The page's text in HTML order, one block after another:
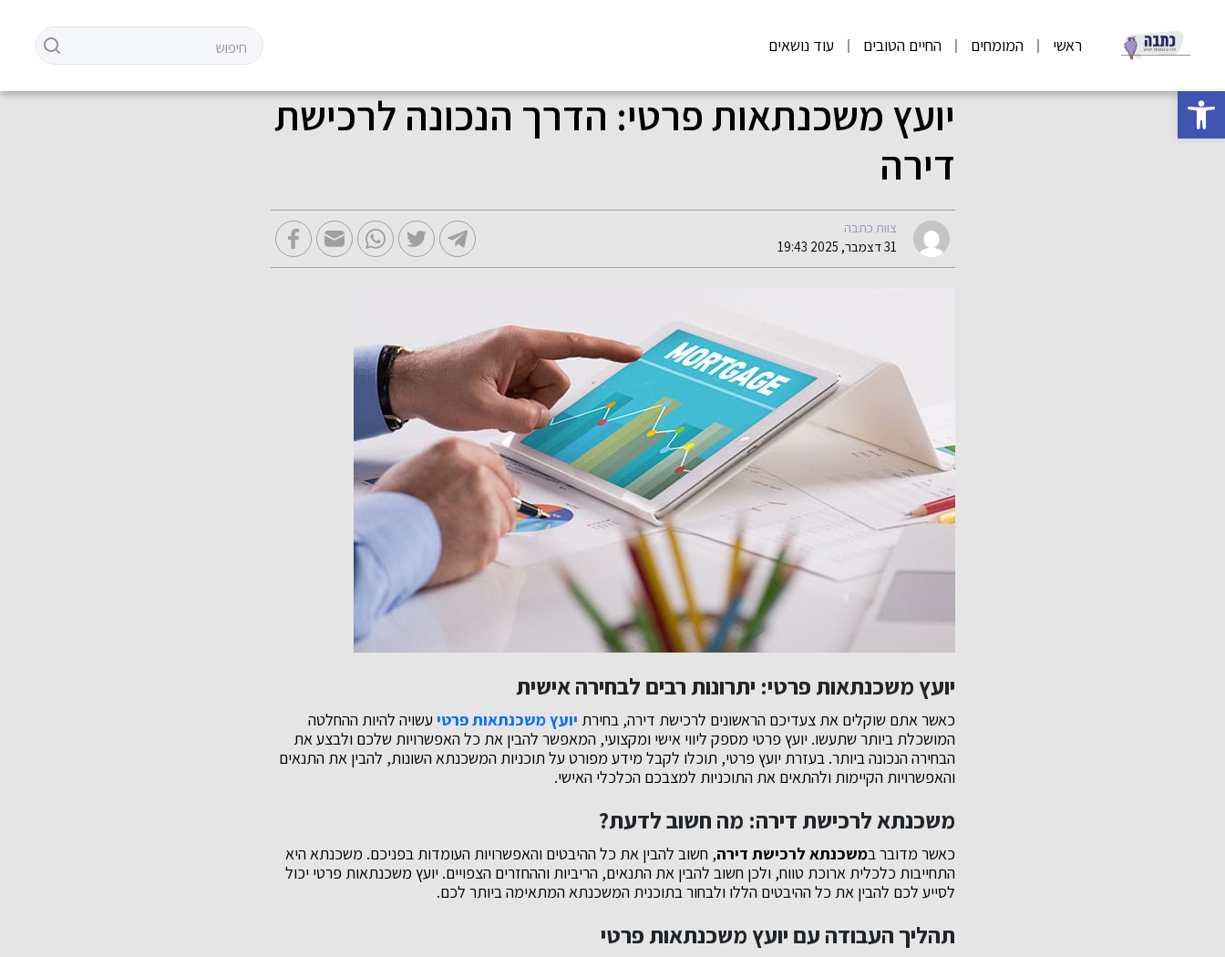
פתח סרגל נגישות
ראשי המומחים החיים הטובים עוד נושאים
יועץ משכנתאות פרטי: הדרך הנכונה לרכישת
דירה
צוות כתבה
31 דצמבר, 2025 19:43
יועץ משכנתאות פרטי: יתרונות רבים לבחירה אישית
כאשר אתם שוקלים את צעדיכם הראשונים לרכישת דירה, בחירת יועץ משכנתאות פרטי עשויה להיות ההחלטה
המושכלת ביותר שתעשו. יועץ פרטי מספק ליווי אישי ומקצועי, המאפשר להבין את כל האפשרויות שלכם ולבצע את
הבחירה הנכונה ביותר. בעזרת יועץ פרטי, תוכלו לקבל מידע מפורט על תוכניות המשכנתא השונות, להבין את התנאים
והאפשרויות הקיימות ולהתאים את התוכניות למצבכם הכלכלי האישי.
משכנתא לרכישת דירה: מה חשוב לדעת?
כאשר מדובר במשכנתא לרכישת דירה, חשוב להבין את כל ההיבטים והאפשרויות העומדות בפניכם. משכנתא היא
התחייבות כלכלית ארוכת טווח, ולכן חשוב להבין את התנאים, הריביות וההחזרים הצפויים. יועץ משכנתאות פרטי יכול
לסייע לכם להבין את כל ההיבטים הללו ולבחור בתוכנית המשכנתא המתאימה ביותר לכם.
תהליך העבודה עם יועץ משכנתאות פרטי